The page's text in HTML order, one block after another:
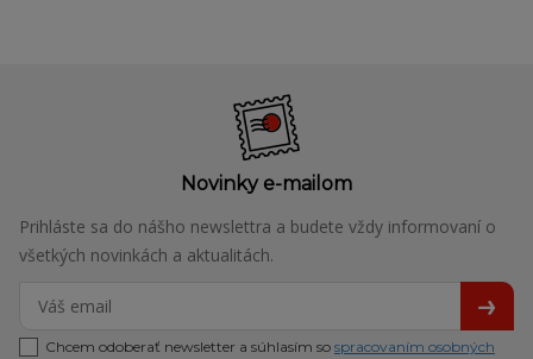
Novinky e-mailom
Prihláste sa do nášho newslettra a budete vždy informovaní o
všetkých novinkách a aktualitách.
Chcem odoberať newsletter a súhlasím so spracovaním osobných